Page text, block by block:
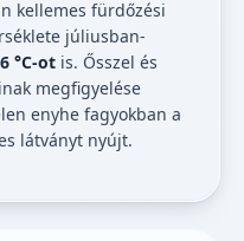
kellemes fürdőzési
júliusban-
°C-ot is. Ősszel és
megfigyelése
enyhe fagyokban a
látványt nyújt.